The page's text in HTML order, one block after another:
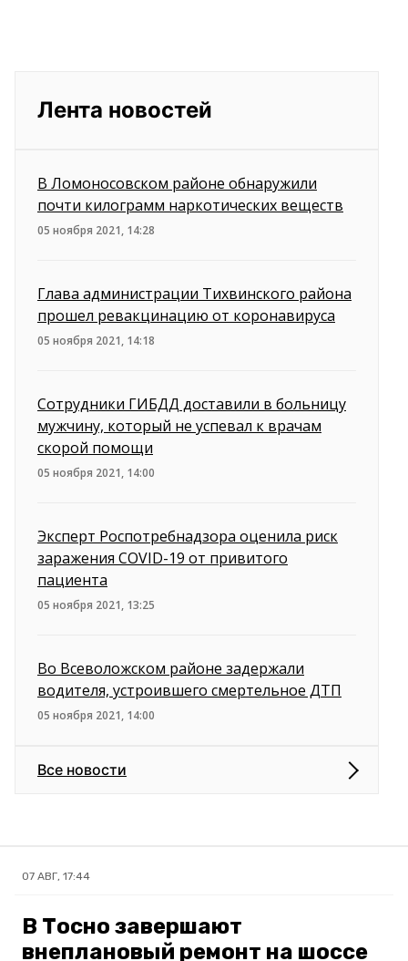
Лента новостей
В Ломоносовском районе обнаружили
почти килограмм наркотических веществ
05 ноября 2021, 14:28
Глава администрации Тихвинского района
прошел ревакцинацию от коронавируса
05 ноября 2021, 14:18
Сотрудники ГИБДД доставили в больницу
мужчину, который не успевал к врачам
скорой помощи
05 ноября 2021, 14:00
Эксперт Роспотребнадзора оценила риск
заражения COVID-19 от привитого
пациента
05 ноября 2021, 13:25
Во Всеволожском районе задержали
водителя, устроившего смертельное ДТП
05 ноября 2021, 14:00
Все новости
07 АВГ, 17:44
В Тосно завершают
внеплановый ремонт на шоссе